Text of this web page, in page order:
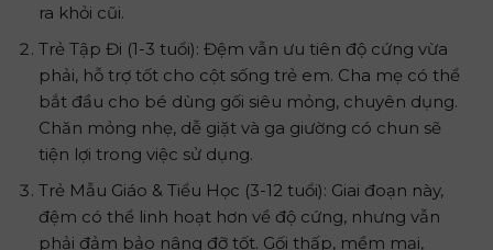
ra khỏi cũi.
Trẻ Tập Đi (1-3 tuổi): Đệm vẫn ưu tiên độ cứng vừa
phải, hỗ trợ tốt cho cột sống trẻ em. Cha mẹ có thể
bắt đầu cho bé dùng gối siêu mỏng, chuyên dụng.
Chăn mỏng nhẹ, dễ giặt và ga giường có chun sẽ
tiện lợi trong việc sử dụng.
Trẻ Mẫu Giáo & Tiểu Học (3-12 tuổi): Giai đoạn này,
đệm có thể linh hoạt hơn về độ cứng, nhưng vẫn
phải đảm bảo nâng đỡ tốt. Gối thấp, mềm mại,